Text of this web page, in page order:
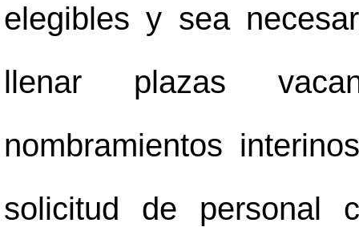
elegibles y sea
llenar plazas
nombramientos
solicitud de personal